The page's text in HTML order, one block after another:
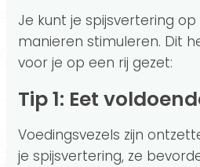
Je kunt je spijsvertering
manieren stimuleren. Dit
voor je op een rij gezet:
Tip 1: Eet
Voedingsvezels zijn
je spijsvertering, ze